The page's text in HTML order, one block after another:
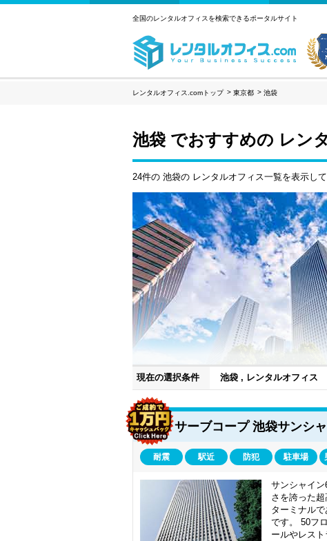
全国のレンタルオフィスを検索できるポータルサイト
レンタルオフィス.comトップ 東京都 池袋
池袋 でおすすめの レン
24件の 池袋の レンタルオフィス一覧を表示して
しく豊島区の商業の中心地といえるでしょう。
そんな多くの人々を集める地であり、さらには
と比べて賃料の相場が低いのも特徴です。商業
エリアの賃料相場が上がってきていることか
周辺の主要エリアに比べてオフィス街として
ィスビルの供給が進み、南池袋二丁目再開発
きるおすすめのエリアです。これからの変化
現在の選択条件 池袋 , レンタルオフィス
サーブコープ 池袋サンシ
耐震 駅近 防犯 駐車場
サンシャイ
さを誇った
ターミナル
です。 50フ
ールやレス